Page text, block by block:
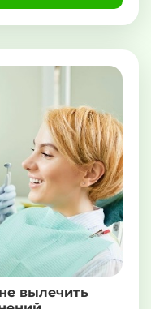
вылечить